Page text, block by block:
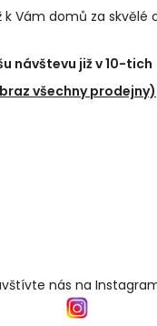
k Vám domů za skvělé
návštevu již v 10-tich
všechny prodejny)
nás na